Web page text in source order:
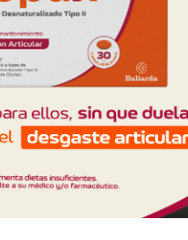
Otros productos de